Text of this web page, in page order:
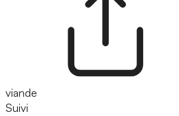
viande
Suivi